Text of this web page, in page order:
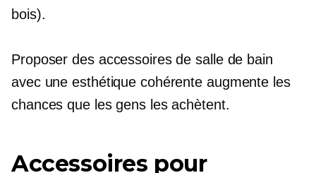
bois).
Proposer des accessoires de salle de bain
avec une esthétique cohérente augmente les
chances que les gens les achètent.
Accessoires pour